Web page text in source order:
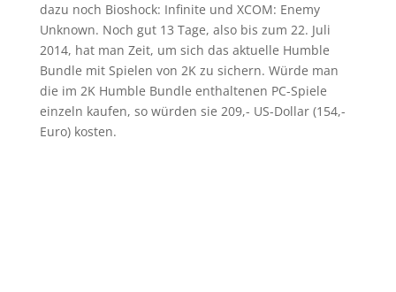
dazu noch Bioshock: Infinite und XCOM: Enemy
Unknown. Noch gut 13 Tage, also bis zum 22. Juli
2014, hat man Zeit, um sich das aktuelle Humble
Bundle mit Spielen von 2K zu sichern. Würde man
die im 2K Humble Bundle enthaltenen PC-Spiele
einzeln kaufen, so würden sie 209,- US-Dollar (154,-
Euro) kosten.